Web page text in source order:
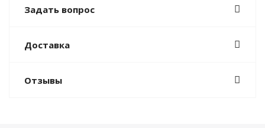
Задать вопрос
Доставка
Отзывы